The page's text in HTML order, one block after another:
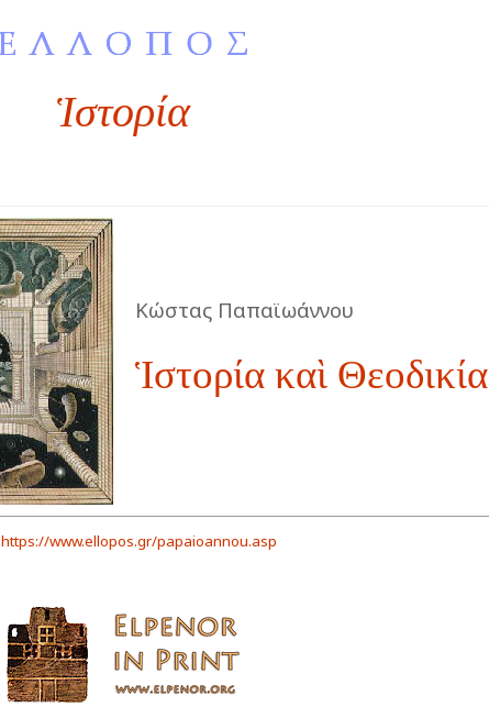
Ἱστορία
Κώστας Παπαϊωάννου
Ἱστορία καὶ Θεοδικία
https://www.ellopos.gr/papaioannou.asp